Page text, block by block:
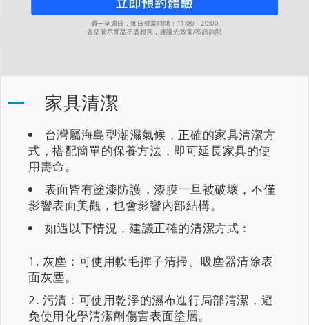
週一至週日，每日營業時間：11:00－20:00
各店展示商品不盡相同，建議先致電/私訊詢問
家具清潔
台灣屬海島型潮濕氣候，正確的家具清潔方
式，搭配簡單的保養方法，即可延長家具的使
用壽命。
表面皆有塗漆防護，漆膜一旦被破壞，不僅
影響表面美觀，也會影響內部結構。
如遇以下情況，建議正確的清潔方式：
灰塵：可使用軟毛撣子清掃、吸塵器清除表
面灰塵。
污漬：可使用乾淨的濕布進行局部清潔，避
免使用化學清潔劑傷害表面塗層。